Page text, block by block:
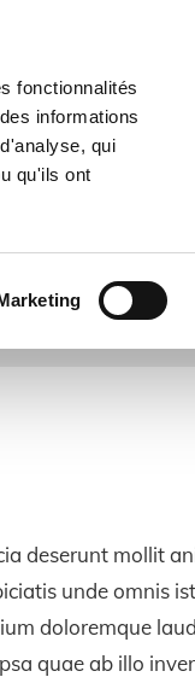
fonctionnalités
informations
qui
qu'ils ont
Cheminées
deserunt mollit
unde omnis
doloremque
quae ab illo